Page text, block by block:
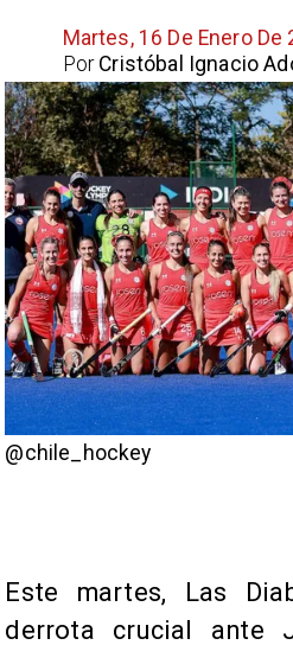
Martes, 16 De Enero De
Cristóbal Ignacio
Por
@chile_hockey
Este martes, Las
derrota crucial ante